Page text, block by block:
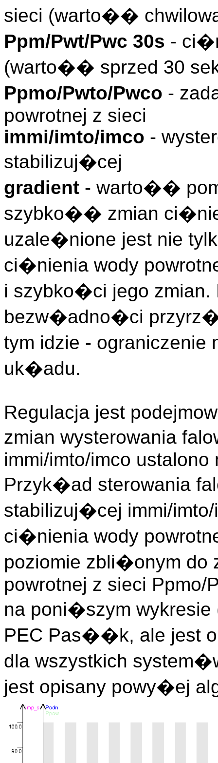
sieci (warto��
Ppm/Pwt/Pwc 30s -
(warto�� sprzed 30
Ppmo/Pwto/Pwco -
powrotnej z sieci
immi/imto/imco -
stabilizuj�cej
gradient - warto��
szybko�� zmian
uzale�nione jest nie
ci�nienia wody
i szybko�ci jego
bezw�adno�ci
tym idzie -
uk�adu.
Regulacja jest
zmian wysterowania
immi/imto/imco
Przyk�ad sterowania
stabilizuj�cej immi/
ci�nienia wody
poziomie zbli�onym do
powrotnej z sieci Ppmo/
na poni�szym
PEC Pas��k, ale jest
dla wszystkich
jest opisany powy�ej